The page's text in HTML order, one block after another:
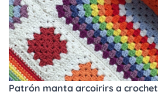
Patrón manta arcoirirs a crochet